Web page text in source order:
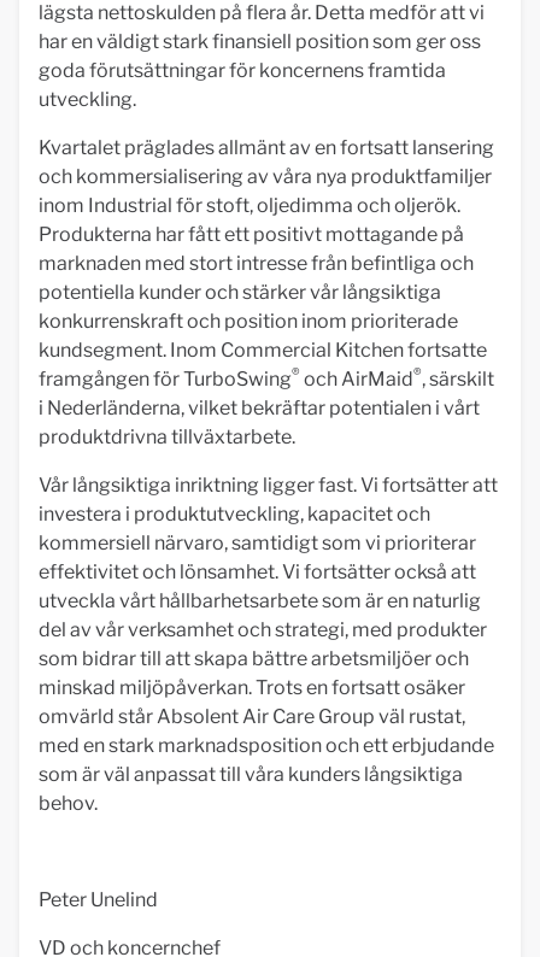
lägsta nettoskulden på flera år. Detta medför att vi
har en väldigt stark finansiell position som ger oss
goda förutsättningar för koncernens framtida
utveckling.
Kvartalet präglades allmänt av en fortsatt lansering
och kommersialisering av våra nya produktfamiljer
inom Industrial för stoft, oljedimma och oljerök.
Produkterna har fått ett positivt mottagande på
marknaden med stort intresse från befintliga och
potentiella kunder och stärker vår långsiktiga
konkurrenskraft och position inom prioriterade
kundsegment. Inom Commercial Kitchen fortsatte
framgången för TurboSwing® och AirMaid®, särskilt
i Nederländerna, vilket bekräftar potentialen i vårt
produktdrivna tillväxtarbete.
Vår långsiktiga inriktning ligger fast. Vi fortsätter att
investera i produktutveckling, kapacitet och
kommersiell närvaro, samtidigt som vi prioriterar
effektivitet och lönsamhet. Vi fortsätter också att
utveckla vårt hållbarhetsarbete som är en naturlig
del av vår verksamhet och strategi, med produkter
som bidrar till att skapa bättre arbetsmiljöer och
minskad miljöpåverkan. Trots en fortsatt osäker
omvärld står Absolent Air Care Group väl rustat,
med en stark marknadsposition och ett erbjudande
som är väl anpassat till våra kunders långsiktiga
behov.
Peter Unelind
VD och koncernchef